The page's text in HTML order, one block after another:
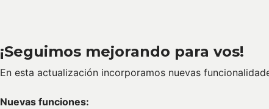
¡Seguimos mejorando para vos!
En esta actualización incorporamos nuevas
Nuevas funciones: